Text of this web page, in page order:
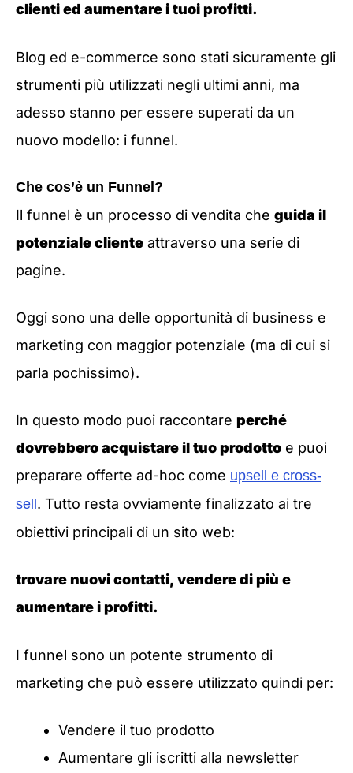
clienti ed aumentare i tuoi profitti.
Blog ed e-commerce sono stati sicuramente gli
strumenti più utilizzati negli ultimi anni, ma
adesso stanno per essere superati da un
nuovo modello: i funnel.
Che cos’è un Funnel?
Il funnel è un processo di vendita che guida il
potenziale cliente attraverso una serie di
pagine.
Oggi sono una delle opportunità di business e
marketing con maggior potenziale (ma di cui si
parla pochissimo).
In questo modo puoi raccontare perché
dovrebbero acquistare il tuo prodotto e puoi
preparare offerte ad-hoc come upsell e cross-
sell . Tutto resta ovviamente finalizzato ai tre
obiettivi principali di un sito web:
trovare nuovi contatti, vendere di più e
aumentare i profitti.
I funnel sono un potente strumento di
marketing che può essere utilizzato quindi per:
Vendere il tuo prodotto
Aumentare gli iscritti alla newsletter